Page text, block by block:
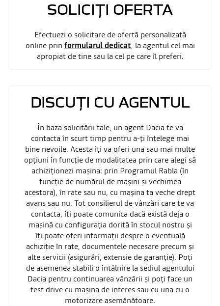
SOLICIȚI OFERTA
Efectuezi o solicitare de ofertă personalizată
online prin formularul dedicat, la agentul cel mai
apropiat de tine sau la cel pe care îl preferi.
DISCUȚI CU AGENTUL
În baza solicitării tale, un agent Dacia te va
contacta în scurt timp pentru a-ți înțelege mai
bine nevoile. Acesta îți va oferi una sau mai multe
opțiuni în funcție de modalitatea prin care alegi să
achiziționezi mașina: prin Programul Rabla (în
funcție de numărul de mașini și vechimea
acestora), în rate sau nu, cu mașina ta veche drept
avans sau nu. Tot consilierul de vânzări care te va
contacta, îți poate comunica dacă există deja o
mașină cu configurația dorită în stocul nostru și
îți poate oferi informații despre o eventuală
achiziție în rate, documentele necesare precum și
alte servicii (asigurări, extensie de garanție). Poți
de asemenea stabili o întâlnire la sediul agentului
Dacia pentru continuarea vânzării și poți face un
test drive cu mașina de interes sau cu una cu o
motorizare asemănătoare.